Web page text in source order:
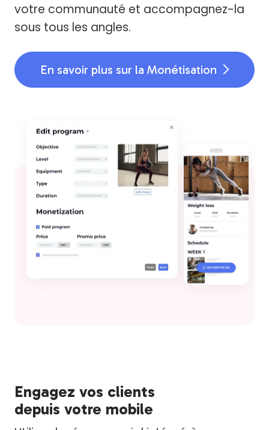
votre communauté et accompagnez-la
sous tous les angles.
En savoir plus sur la Monétisation 
Engagez vos clients
depuis votre mobile